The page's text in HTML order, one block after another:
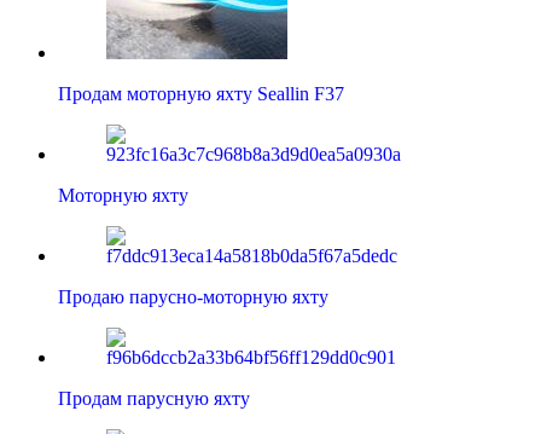
Продам моторную яхту Seallin F37
Моторную яхту
Продаю парусно-моторную яхту
Продам парусную яхту